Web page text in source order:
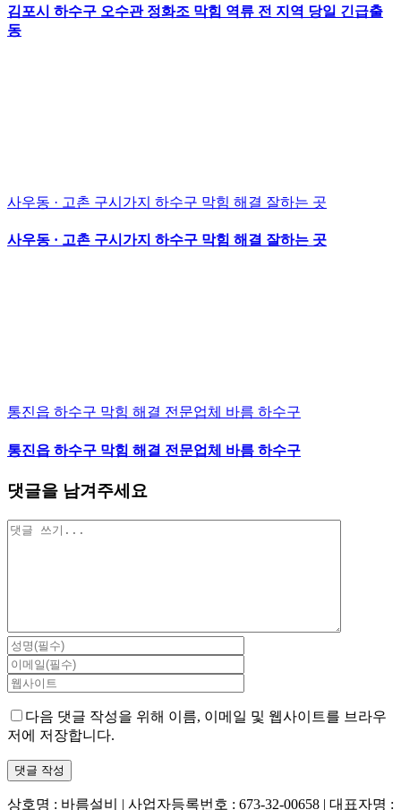
김포시 하수구 오수관 정화조 막힘 역류 전 지역 당일 긴급출
동
사우동 · 고촌 구시가지 하수구 막힘 해결 잘하는 곳
사우동 · 고촌 구시가지 하수구 막힘 해결 잘하는 곳
통진읍 하수구 막힘 해결 전문업체 바름 하수구
통진읍 하수구 막힘 해결 전문업체 바름 하수구
댓글을 남겨주세요
댓
다음 댓글 작성을 위해 이름, 이메일 및 웹사이트를 브라우
저에 저장합니다.
상호명 : 바름설비 | 사업자등록번호 : 673-32-00658 | 대표자명 :